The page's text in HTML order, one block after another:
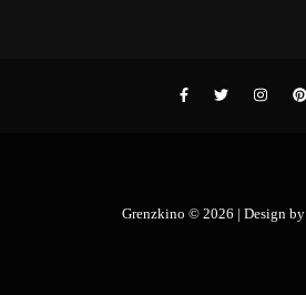
Grenzkino © 2026 | Design by